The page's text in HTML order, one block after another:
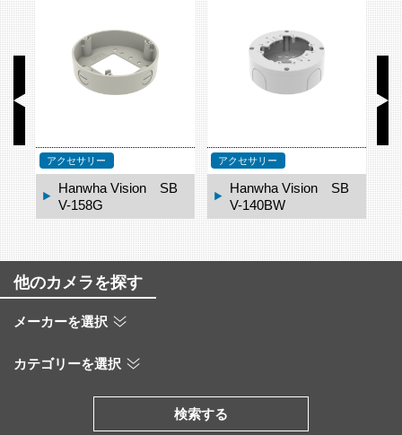
アクセサリー
Hanwha Vision SB
V-158G
アクセサリー
Hanwha Vision SB
V-140BW
ア
他のカメラを探す
メーカーを選択
カテゴリーを選択
検索する